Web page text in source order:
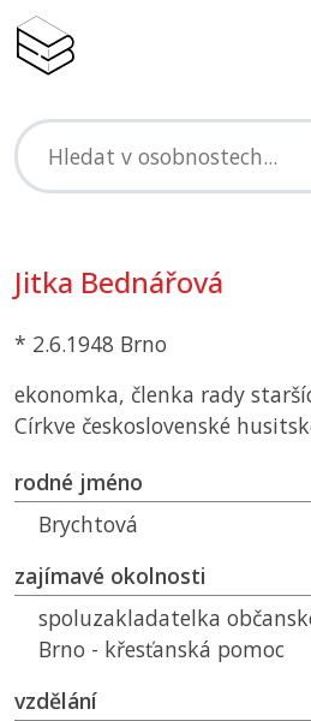
Jitka Bednářová
* 2.6.1948 Brno
ekonomka, členka rady
Církve československé
rodné jméno
Brychtová
zajímavé okolnosti
spoluzakladatelka
Brno - křesťanská pomoc
vzdělání